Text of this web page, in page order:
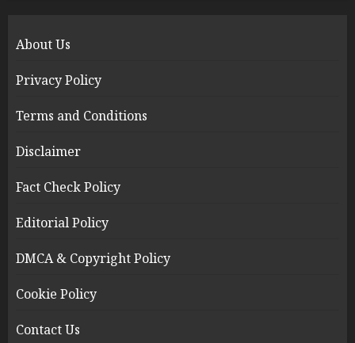
About Us
Privacy Policy
Terms and Conditions
Disclaimer
Fact Check Policy
Editorial Policy
DMCA & Copyright Policy
Cookie Policy
Contact Us